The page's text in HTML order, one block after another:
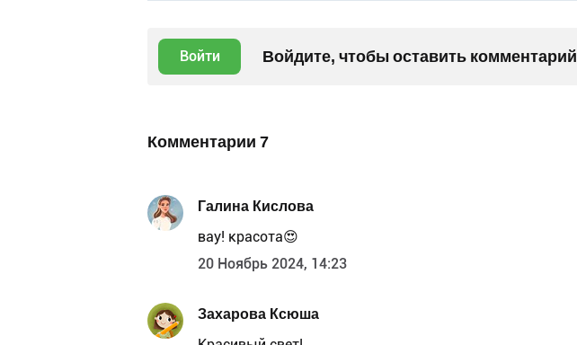
Войти Войдите, чтобы оставить комментарий
Комментарии 7
Галина Кислова
вау! красота😍
20 Ноябрь 2024, 14:23
Захарова Ксюша